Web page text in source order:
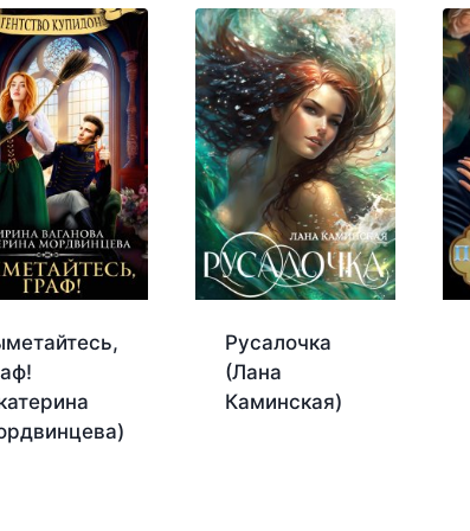
Русалочка
(Лана
Каминская)